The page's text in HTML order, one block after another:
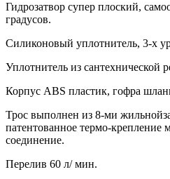
Гидрозатвор супер плоский,
градусов.
Силиконовый уплотнитель, 3-х
Уплотнитель из сантехнической
Корпус ABS пластик, гофра
Трос выполнен из 8-ми
патентованное термо-крепление
соединение.
Перелив 60 л/ мин.